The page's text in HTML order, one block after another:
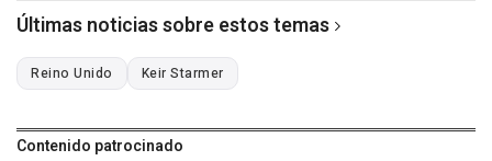
Últimas noticias sobre estos temas
Reino Unido Keir Starmer
Contenido patrocinado